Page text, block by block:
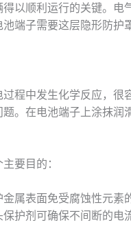
以顺利运行的关键。电
端子需要这层隐形防护
程中发生化学反应，很
。在电池端子上涂抹润
要目的：
属表面免受腐蚀性元
护剂可确保不间断的电